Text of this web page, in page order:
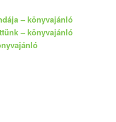
– könyvajánló
– könyvajánló